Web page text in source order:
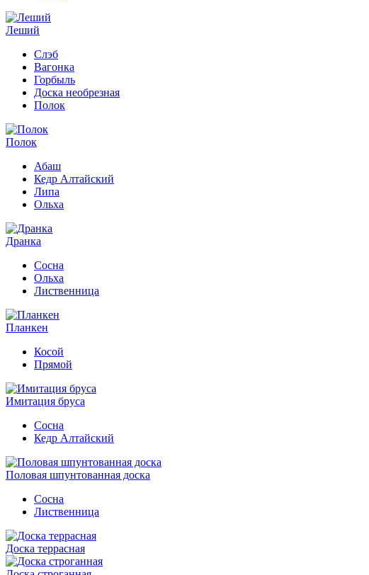
Леший
Слэб
Вагонка
Горбыль
Доска необрезная
Полок
Полок
Абаш
Кедр Алтайский
Липа
Ольха
Дранка
Сосна
Ольха
Лиственница
Планкен
Косой
Прямой
Имитация бруса
Сосна
Кедр Алтайский
Половая шпунтованная доска
Сосна
Лиственница
Доска террасная